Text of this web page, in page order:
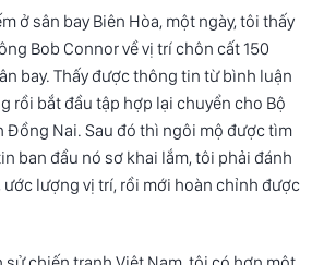
ở sân bay Biên Hòa, một ngày, tôi thấy
Bob Connor về vị trí chôn cất 150
bay. Thấy được thông tin từ bình luận
rồi bắt đầu tập hợp lại chuyển cho Bộ
Đồng Nai. Sau đó thì ngôi mộ được tìm
ban đầu nó sơ khai lắm, tôi phải đánh
ước lượng vị trí, rồi mới hoàn chỉnh được